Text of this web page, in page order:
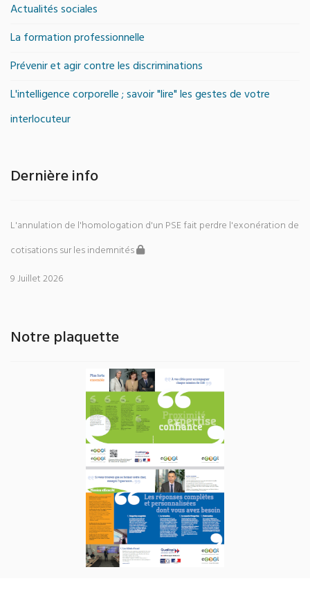
Actualités sociales
La formation professionnelle
Prévenir et agir contre les discriminations
L'intelligence corporelle ; savoir "lire" les gestes de votre
interlocuteur
Dernière info
L'annulation de l'homologation d'un PSE fait perdre l'exonération de
cotisations sur les indemnités
9 Juillet 2026
Notre plaquette